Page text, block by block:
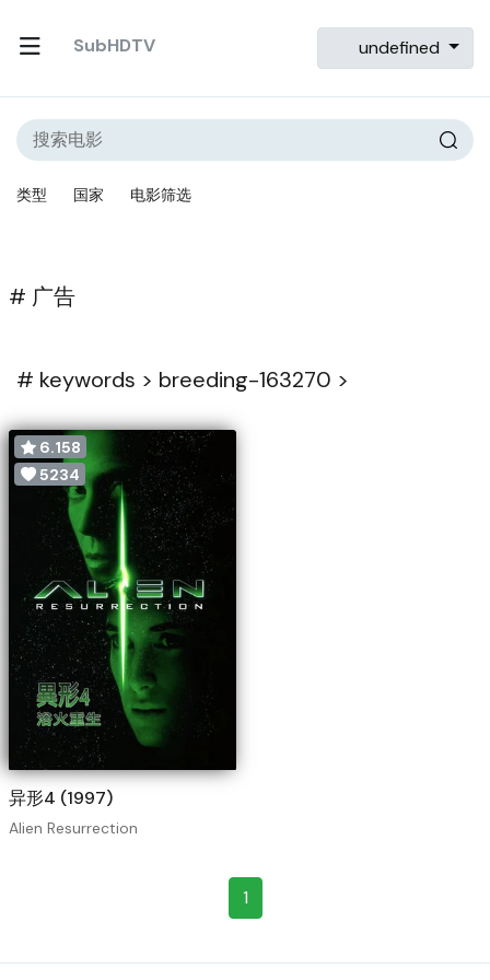
SubHDTV undefined
类型 国家 电影筛选
# keywords > breeding-163270 >
6.158
5234
异形4 (1997)
Alien Resurrection
# 广告
1